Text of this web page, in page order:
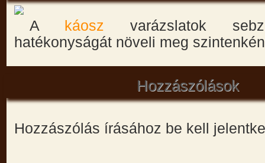
A káosz varázslatok
hatékonyságát növeli meg
Hozzászólások
Hozzászólás írásához be kell